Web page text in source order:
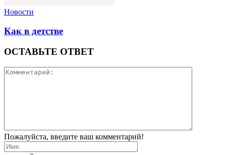
Новости
Как в детстве
ОСТАВЬТЕ ОТВЕТ
Пожалуйста, введите ваш комментарий!